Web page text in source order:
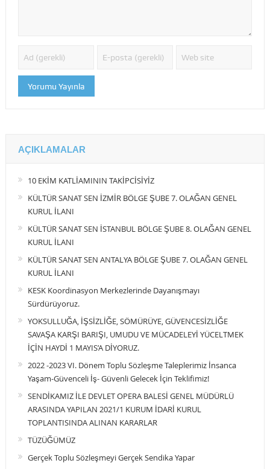
AÇIKLAMALAR
10 EKİM KATLİAMININ TAKİPCİSİYİZ
KÜLTÜR SANAT SEN İZMİR BÖLGE ŞUBE 7. OLAĞAN GENEL
KURUL İLANI
KÜLTÜR SANAT SEN İSTANBUL BÖLGE ŞUBE 8. OLAĞAN GENEL
KURUL İLANI
KÜLTÜR SANAT SEN ANTALYA BÖLGE ŞUBE 7. OLAĞAN GENEL
KURUL İLANI
KESK Koordinasyon Merkezlerinde Dayanışmayı
Sürdürüyoruz.
YOKSULLUĞA, İŞSİZLİĞE, SÖMÜRÜYE, GÜVENCESİZLİĞE
SAVAŞA KARŞI BARIŞI, UMUDU VE MÜCADELEYİ YÜCELTMEK
İÇİN HAYDİ 1 MAYIS’A DİYORUZ.
2022 -2023 VI. Dönem Toplu Sözleşme Taleplerimiz İnsanca
Yaşam-Güvenceli İş- Güvenli Gelecek İçin Teklifimiz!
SENDİKAMIZ İLE DEVLET OPERA BALESİ GENEL MÜDÜRLÜ
ARASINDA YAPILAN 2021/1 KURUM İDARİ KURUL
TOPLANTISINDA ALINAN KARARLAR
TÜZÜĞÜMÜZ
Gerçek Toplu Sözleşmeyi Gerçek Sendika Yapar